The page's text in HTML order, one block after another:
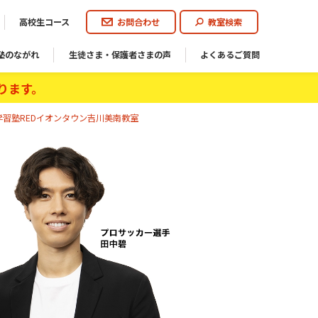
高校生コース お問合わせ 教室検索
のながれ 生徒さま・保護者さまの声 よくあるご質問
す。
塾REDイオンタウン吉川美南教室